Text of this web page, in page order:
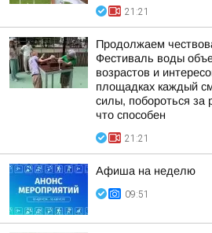
21:21
Продолжаем
Фестиваль воды
возрастов и
площадках каждый
силы, побороться за
что способен
21:21
Афиша на неделю
09:51